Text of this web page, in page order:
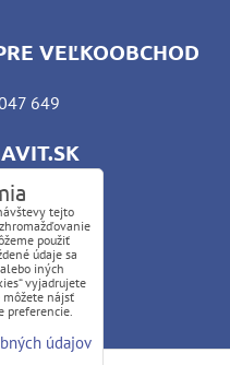
VEĽKOOBCHOD
649
tejto
použiť
údaje sa
iných
vyjadrujete
nájsť
preferencie.
údajov